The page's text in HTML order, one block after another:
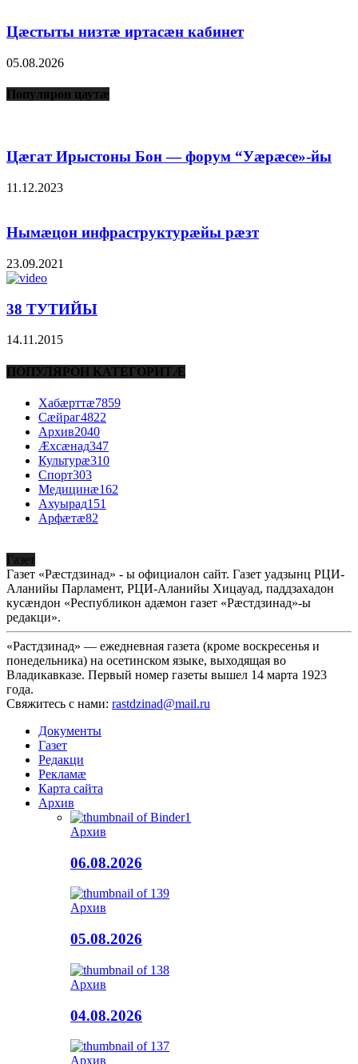
Цæстыты низтæ иртасæн кабинет
05.08.2026
Популярон цаутæ
Цæгат Ирыстоны Бон — форум “Уæрæсе»-йы
11.12.2023
Нымæцон инфраструктурæйы рæзт
23.09.2021
38 ТУТИЙЫ
14.11.2015
ПОПУЛЯРОН КАТЕГОРИТÆ
Хабæрттæ7859
Сæйраг4822
Архив2040
Æхсæнад347
Культурæ310
Спорт303
Медицинæ162
Ахуырад151
Арфæтæ82
Газет
Газет «Рæстдзинад» - ы официалон сайт. Газет уадзынц РЦИ-
Аланийы Парламент, РЦИ-Аланийы Хицауад, паддзахадон
кусæндон «Республикон адæмон газет «Рæстдзинад»-ы
редакци».
«Растдзинад» — ежедневная газета (кроме воскресенья и
понедельника) на осетинском языке, выходящая во
Владикавказе. Первый номер газеты вышел 14 марта 1923
года.
Свяжитесь с нами: rastdzinad@mail.ru
Документы
Газет
Редакци
Рекламæ
Карта сайта
Архив
Архив
06.08.2026
Архив
05.08.2026
Архив
04.08.2026
Архив